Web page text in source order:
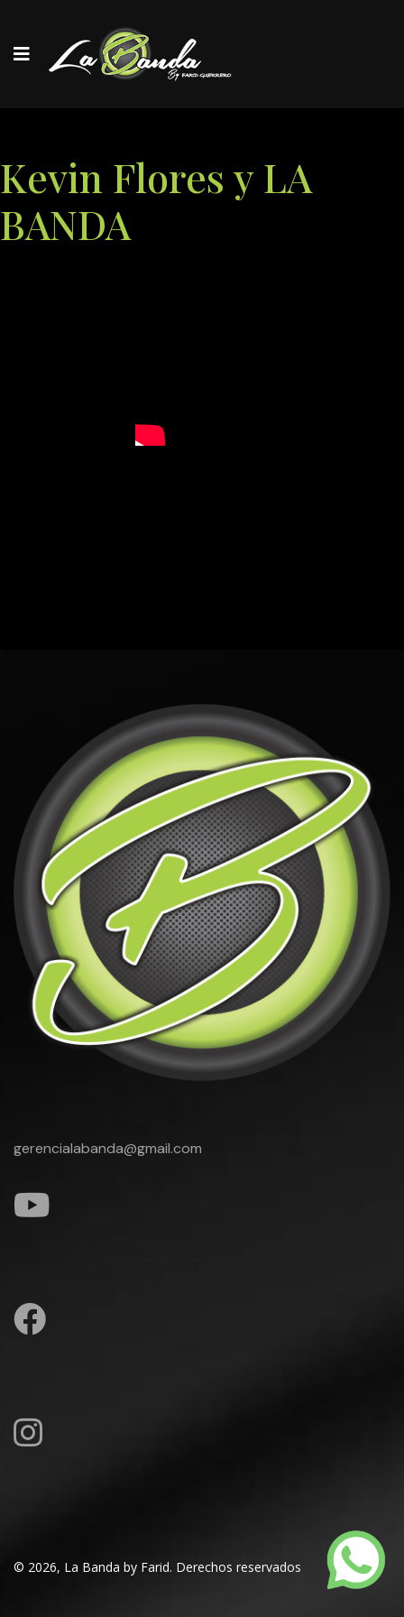
Kevin Flores y LA
BANDA
gerencialabanda@gmail.com
© 2026, La Banda by Farid. Derechos reservados